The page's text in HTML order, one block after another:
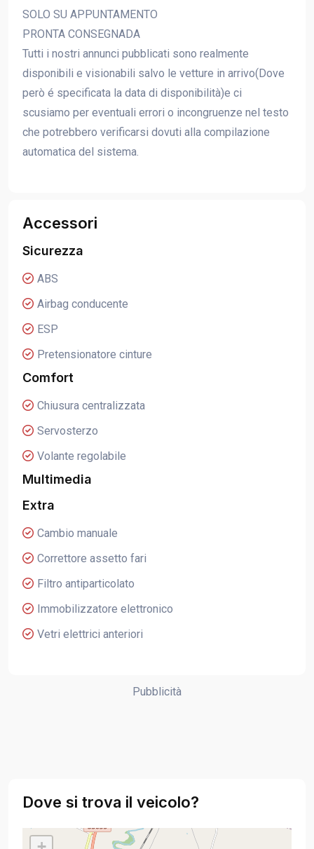
SOLO SU APPUNTAMENTO
PRONTA CONSEGNADA
Tutti i nostri annunci pubblicati sono realmente
disponibili e visionabili salvo le vetture in arrivo(Dove
però é specificata la data di disponibilità)e ci
scusiamo per eventuali errori o incongruenze nel testo
che potrebbero verificarsi dovuti alla compilazione
automatica del sistema.
Accessori
Sicurezza
ABS
Airbag conducente
ESP
Pretensionatore cinture
Comfort
Chiusura centralizzata
Servosterzo
Volante regolabile
Multimedia
Extra
Cambio manuale
Correttore assetto fari
Filtro antiparticolato
Immobilizzatore elettronico
Vetri elettrici anteriori
Pubblicità
Dove si trova il veicolo?